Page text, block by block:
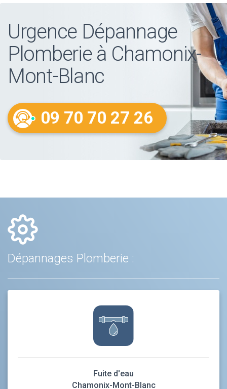
Urgence Dépannage
Plomberie à Chamonix-
Mont-Blanc
09 70 70 27 26
Dépannages Plomberie :
Fuite d'eau
Chamonix-Mont-Blanc